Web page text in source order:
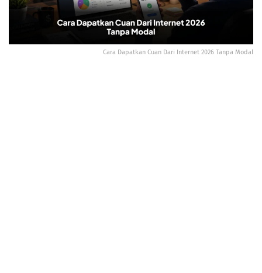
Cara Dapatkan Cuan Dari Internet 2026 Tanpa Modal